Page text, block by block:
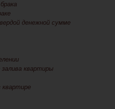
денежной сумме
квартиры
квартире